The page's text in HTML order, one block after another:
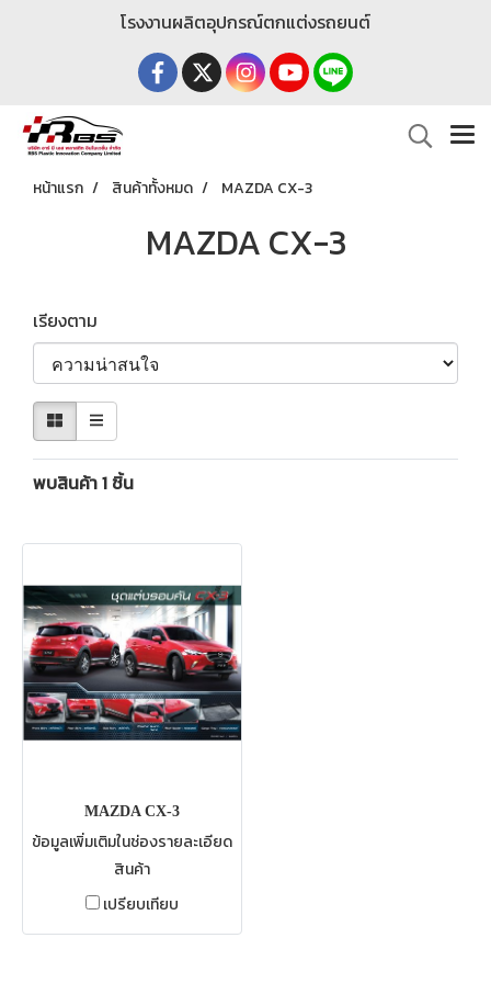
โรงงานผลิตอุปกรณ์ตกแต่งรถยนต์
หน้าแรก สินค้าทั้งหมด MAZDA CX-3
MAZDA CX-3
เรียงตาม
พบสินค้า 1 ชิ้น
MAZDA CX-3
ข้อมูลเพิ่มเติมในช่องรายละเอียด
สินค้า
เปรียบเทียบ